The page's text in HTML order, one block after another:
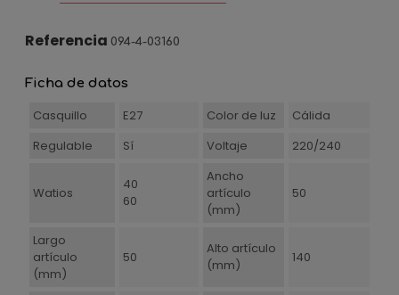
Referencia 094-4-03160
Ficha de datos
Casquillo E27 Color de luz
Cálida
Regulable
Sí Voltaje 220/240
Watios
40
60
Ancho
artículo
(mm)
50
Largo
artículo
(mm)
50
Alto artículo
(mm)
140